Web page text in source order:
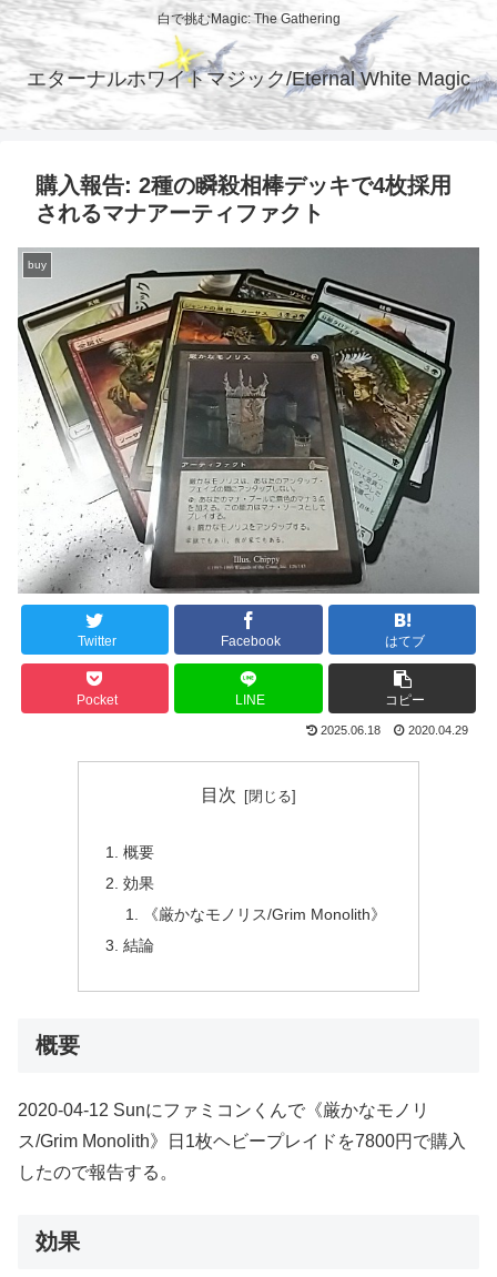
白で挑むMagic: The Gathering
エターナルホワイトマジック/Eternal White Magic
購入報告: 2種の瞬殺相棒デッキで4枚採用
されるマナアーティファクト
buy
Twitter Facebook はてブ
Pocket LINE コピー
2025.06.18 2020.04.29
目次
概要
効果
《厳かなモノリス/Grim Monolith》
結論
概要
2020-04-12 Sunにファミコンくんで《厳かなモノリ
ス/Grim Monolith》日1枚ヘビープレイドを7800円で購入
したので報告する。
効果